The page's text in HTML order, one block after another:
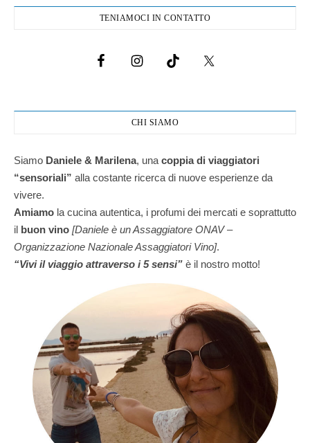
TENIAMOCI IN CONTATTO
CHI SIAMO
Siamo Daniele & Marilena, una coppia di viaggiatori
“sensoriali” alla costante ricerca di nuove esperienze da
vivere.
Amiamo la cucina autentica, i profumi dei mercati e soprattutto
il buon vino [Daniele è un Assaggiatore ONAV –
Organizzazione Nazionale Assaggiatori Vino].
“Vivi il viaggio attraverso i 5 sensi” è il nostro motto!